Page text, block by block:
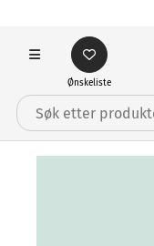
Ønskeliste